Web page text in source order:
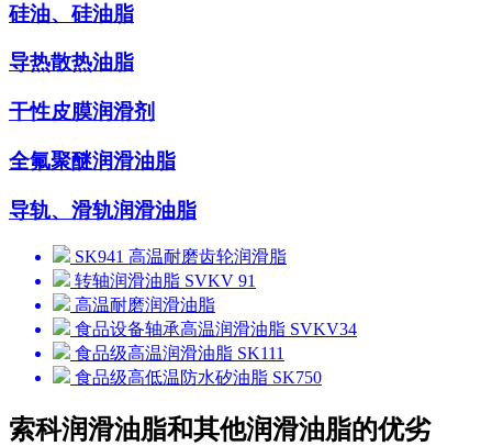
硅油、硅油脂
导热散热油脂
干性皮膜润滑剂
全氟聚醚润滑油脂
导轨、滑轨润滑油脂
SK941 高温耐磨齿轮润滑脂
转轴润滑油脂 SVKV 91
高温耐磨润滑油脂
食品设备轴承高温润滑油脂 SVKV34
食品级高温润滑油脂 SK111
食品级高低温防水矽油脂 SK750
索科润滑油脂和其他润滑油脂的优劣